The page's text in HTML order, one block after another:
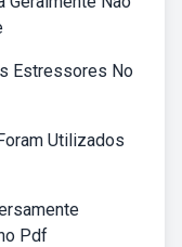
Estressores No
Utilizados
Pdf